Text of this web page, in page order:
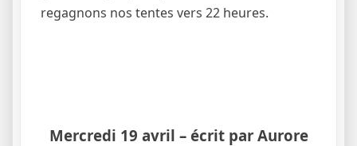
regagnons nos tentes vers 22 heures.
Mercredi 19 avril – écrit par Aurore